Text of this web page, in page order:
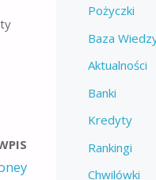
Pożyczki
Baza
Aktualności
Banki
Kredyty
Rankingi
Chwilówki